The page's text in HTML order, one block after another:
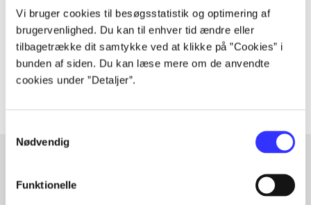
Vi bruger cookies til besøgsstatistik og optimering af
brugervenlighed. Du kan til enhver tid ændre eller
tilbagetrække dit samtykke ved at klikke på ”Cookies” i
bunden af siden. Du kan læse mere om de anvendte
cookies under ”Detaljer”.
Nødvendig
Funktionelle
lorem ipsum dolor sit amet ...
Tidsskrift
Artiklerne i handler ofte om
Artikler med samme emner